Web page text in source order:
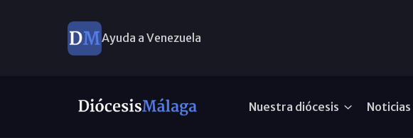
Ayuda a Venezuela
Nuestra diócesis Noticias